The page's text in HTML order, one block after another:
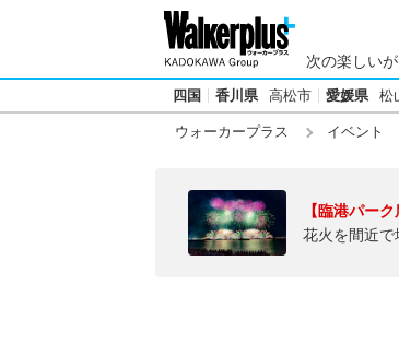
次の楽しいが
四国 香川県 高松市 愛媛県 松
ウォーカープラス イベント
【臨港パー
花火を間近で